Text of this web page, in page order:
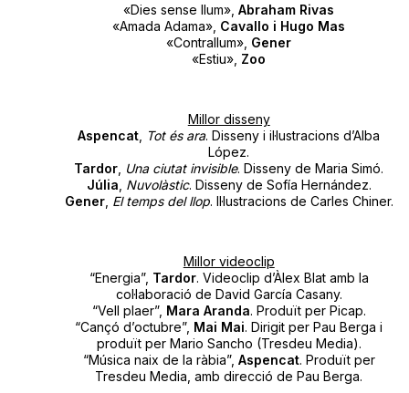
«Dies sense llum»,Abraham Rivas
«Amada Adama», Cavallo i Hugo Mas
«Contrallum», Gener
«Estiu», Zoo
Millor disseny
Aspencat
Tot és ara. Disseny i il·lustracions d’Alba
López.
Tardor Una ciutat invisible. Disseny de Maria Simó.
Júlia Nuvolàstic. Disseny de Sofía Hernández.
Gener, El temps del llop. Il·lustracions de Carles Chiner.
Millor videoclip
“Energia”, Tardor. Videoclip d’Àlex Blat amb la
col·laboració de David García Casany.
“Vell plaer”, Mara Aranda. Produït per Picap.
“Cançó d’octubre”, Mai Mai. Dirigit per Pau Berga i
produït per Mario Sancho (Tresdeu Media).
“Música naix de la ràbia”, Aspencat. Produït per
Tresdeu Media, amb direcció de Pau Berga.